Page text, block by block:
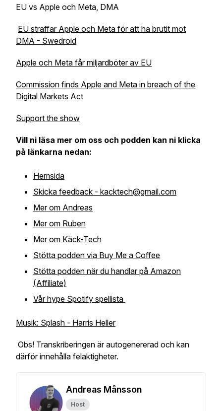
EU vs Apple och Meta, DMA
EU straffar Apple och Meta för att ha brutit mot
DMA - Swedroid
Apple och Meta får miljardböter av EU
Commission finds Apple and Meta in breach of the
Digital Markets Act
Support the show
Vill ni läsa mer om oss och podden kan ni klicka
på länkarna nedan:
Hemsida
Skicka feedback - kacktech@gmail.com
Mer om Andreas
Mer om Ruben
Mer om Käck-Tech
Stötta podden via Buy Me a Coffee
Stötta podden när du handlar på Amazon
(Affiliate)
Vår hype Spotify spellista
Musik: Splash - Harris Heller
Obs! Transkriberingen är autogenererad och kan
därför innehålla felaktigheter.
Andreas Månsson
Host